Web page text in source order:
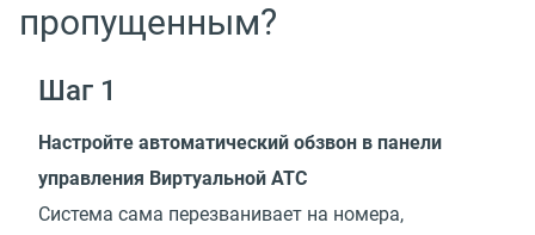
пропущенным?
Шаг 1
Настройте автоматический обзвон в панели
управления Виртуальной АТС
Система сама перезванивает на номера,